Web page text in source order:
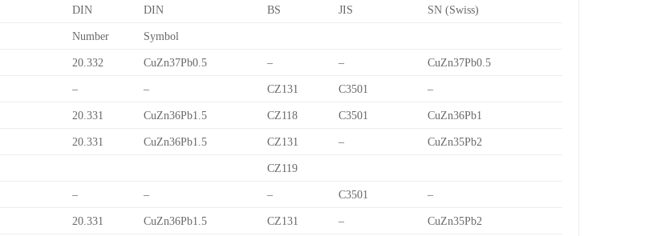
DIN DIN BS JIS SN (Swiss)
Number Symbol
20.332 CuZn37Pb0.5 – – CuZn37Pb0.5
– – CZ131 C3501 –
20.331 CuZn36Pb1.5 CZ118 C3501 CuZn36Pb1
20.331 CuZn36Pb1.5 CZ131 – CuZn35Pb2
CZ119
– – – C3501 –
20.331 CuZn36Pb1.5 CZ131 – CuZn35Pb2